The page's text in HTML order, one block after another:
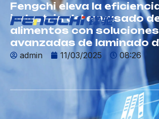
Fengchi eleva la
industria del envasado
alimentos con soluciones
avanzadas de laminado
admin 11/03/2025 08:26